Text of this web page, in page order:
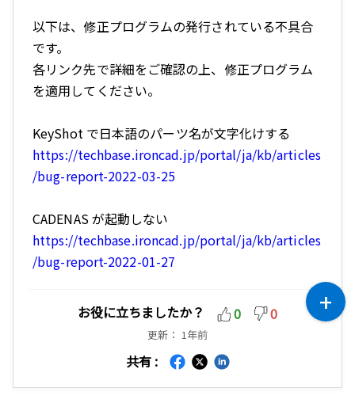
以下は、修正プログラムの発行されている不具合
です。
各リンク先で詳細をご確認の上、修正プログラム
を適用してください。
KeyShot で日本語のパーツ名が文字化けする
https://techbase.ironcad.jp/portal/ja/kb/articles
/bug-report-2022-03-25
CADENAS が起動しない
https://techbase.ironcad.jp/portal/ja/kb/articles
/bug-report-2022-01-27
お役に立ちましたか？ 0 0
更新： 1年前
共有 :